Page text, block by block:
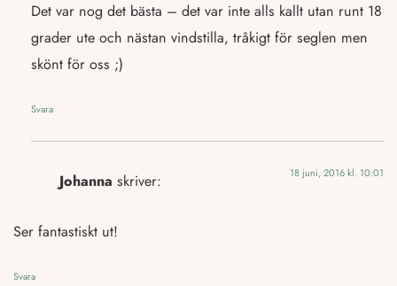
Det var nog det bästa – det var inte alls kallt utan runt 18
grader ute och nästan vindstilla, tråkigt för seglen men
skönt för oss ;)
Svara
Johanna skriver: 18 juni, 2016 kl. 10:01
Ser fantastiskt ut!
Svara